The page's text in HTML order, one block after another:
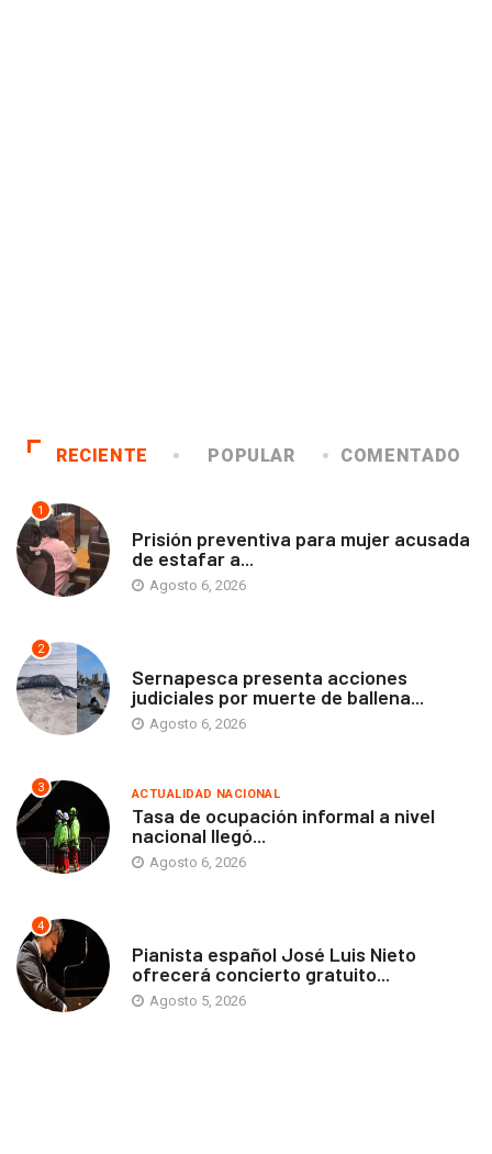
RECIENTE POPULAR COMENTADO
1
Prisión preventiva para mujer acusada
de estafar a...
Agosto 6, 2026
2
Sernapesca presenta acciones
judiciales por muerte de ballena...
Agosto 6, 2026
3 ACTUALIDAD NACIONAL
Tasa de ocupación informal a nivel
nacional llegó...
Agosto 6, 2026
4
Pianista español José Luis Nieto
ofrecerá concierto gratuito...
Agosto 5, 2026